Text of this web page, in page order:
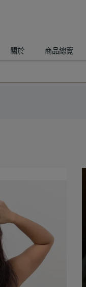
關於 商品總覽